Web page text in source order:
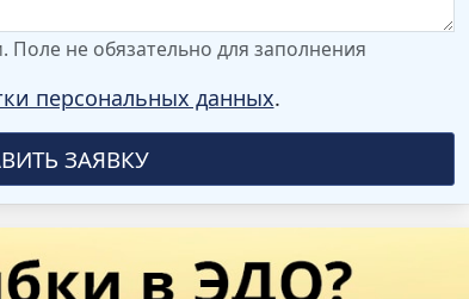
Поле не обязательно для заполнения
персональных данных.
ЗАЯВКУ